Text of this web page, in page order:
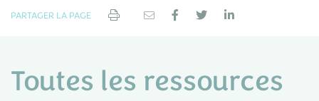
PARTAGER LA PAGE
Toutes les ressources